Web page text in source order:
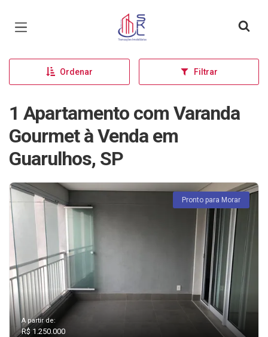
Página inicial
Ordenar Filtrar
1 Apartamento com Varanda
Gourmet à Venda em
Guarulhos, SP
Pronto para Morar
A partir de:
R$ 1.250.000